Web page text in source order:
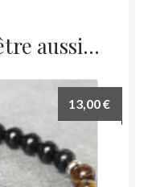
aussi…
13,00€